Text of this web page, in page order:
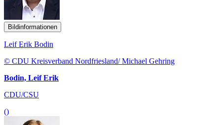
Bildinformationen
Leif Erik Bodin
© CDU Kreisverband Nordfriesland/ Michael Gehring
Bodin, Leif Erik
CDU/CSU
()